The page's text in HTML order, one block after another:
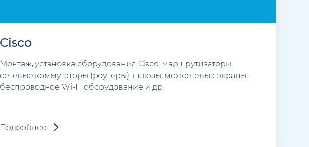
Cisco
Монтаж, установка оборудования Cisco: маршрутизаторы,
сетевые коммутаторы (роутеры), шлюзы, межсетевые экраны,
беспроводное Wi-Fi оборудование и др.
Подробнее